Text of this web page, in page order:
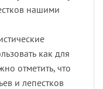
нашими
как для
отметить, что
и лепестков